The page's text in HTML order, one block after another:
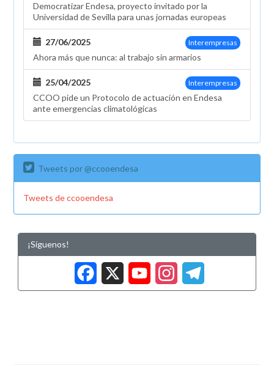
Democratizar Endesa, proyecto invitado por la
Universidad de Sevilla para unas jornadas europeas
Interempresas
27/06/2025
Ahora más que nunca: al trabajo sin armarios
Interempresas
25/04/2025
CCOO pide un Protocolo de actuación en Endesa
ante emergencias climatológicas
Tweets por @ccooendesa
Tweets de ccooendesa
¡Síguenos!
Facebook
X